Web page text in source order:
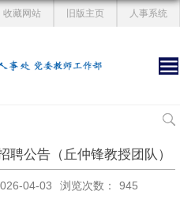
人事系统
旧版主页
收藏网站
聘公告（丘仲锋教授团队）
04-03 浏览次数： 945